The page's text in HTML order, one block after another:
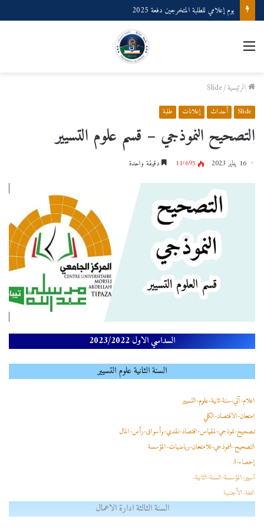
يوم إعلامي للطلبة المتخرجين دفعة 2025
القائمة
الرئيسية/
Slide
Slide أحداث إعلانات طلبة
التصحيح النموذجي – قسم علوم التسيير
16 يناير 2023 11٬695 دقيقة واحدة
السداسي الاول 2023/2022
السنة الثانية علوم التسيير
اعلام-آلي-سنة-ثانية-علوم-التسيير
امتحان-الاقتصاد-الكلي
تـصحيح-نموذجي-لمقياس-اقتصاد-نقدي-وأسواق-رأس-المال
التصحيح-النموذجي-للامتحان-رياضيات-المؤسسة
إحصاء-3
تسيير-المؤسسة-السنة-الثانية-
اللغة-الأجنبية
السنة الثالثة ادارة الاعمال